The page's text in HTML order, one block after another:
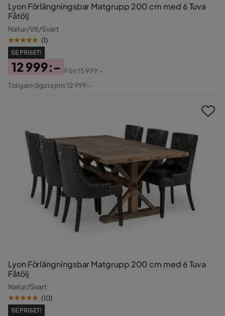
Lyon Förlängningsbar Matgrupp 200 cm med 6 Tuva
Fåtölj
Natur/Vit/Svart
(1)
SE PRISET!
Pris
12 999:-
Original
Förr15 999:-
Tidigare lägsta pris 12 999:-
Lyon Förlängningsbar Matgrupp 200 cm med 6 Tuva
Fåtölj
Natur/Svart
(10)
SE PRISET!